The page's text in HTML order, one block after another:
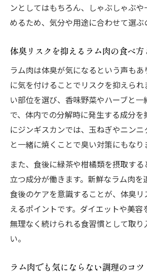
ンとしてはもちろん、しゃぶしゃぶ
めるため、気分や用途に合わせて選ぶ
体臭リスクを抑えるラム肉の食べ方
ラム肉は体臭が気になるという声も
に気を付けることでリスクを抑えられ
い部位を選び、香味野菜やハーブと一
で、体内での分解時に発生する成分を
にジンギスカンでは、玉ねぎやニン
と一緒に焼くことで臭い対策にもなり
また、食後に緑茶や柑橘類を摂取す
立つ成分が働きます。新鮮なラム肉を
食後のケアを意識することが、体臭
えるポイントです。ダイエットや美容
無理なく続けられる食習慣として取り
い。
ラム肉でも気にならない調理のコツ